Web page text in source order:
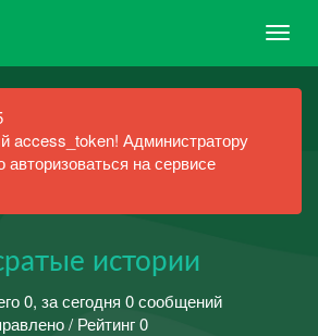
access_token! Администратору
на сервисе
истории
0, за сегодня 0 сообщений
/ Рейтинг 0